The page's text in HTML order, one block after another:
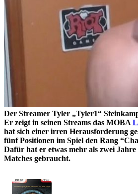
Der Streamer Tyler „Tyler1“
Er zeigt in seinen Streams das MOBA
hat sich einer irren Herausforderung
fünf Positionen im Spiel den Rang
Dafür hat er etwas mehr als zwei
Matches gebraucht.